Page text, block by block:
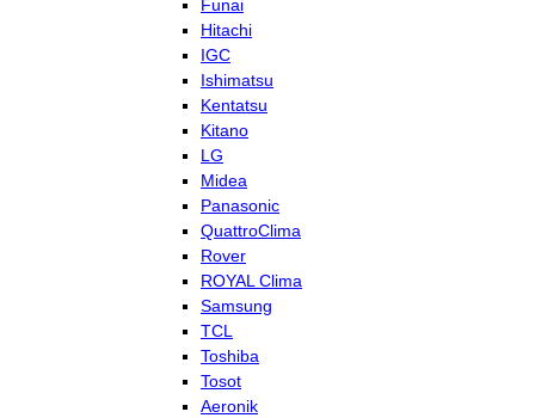
Funai
Hitachi
IGC
Ishimatsu
Kentatsu
Kitano
LG
Midea
Panasonic
QuattroClima
Rover
ROYAL Clima
Samsung
TCL
Toshiba
Tosot
Aeronik